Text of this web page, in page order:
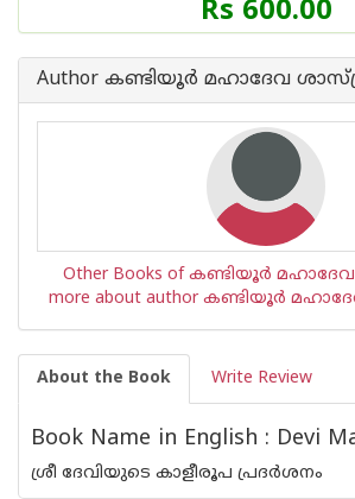
of
Book
Rs 600.00
Author കണ്ടിയൂർ മഹാദേവ
Other Books of കണ്ടിയൂർ
more about author കണ്ടിയൂർ
About the Book Write Review
Book Name in English : Devi
ശ്രീ ദേവിയുടെ കാളീരൂപ പ്രദര്‍ശനം